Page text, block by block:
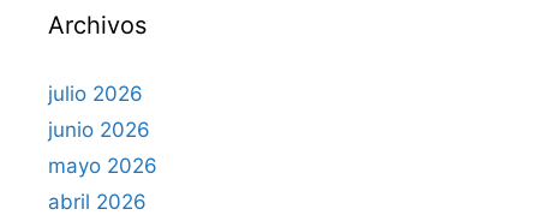
:Archivos
julio 2026
junio 2026
mayo 2026
abril 2026